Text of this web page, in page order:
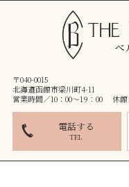
〒040-0015
北海道函館市梁川町4-11
営業時間／10：00～19：00 休
電話する
TEL